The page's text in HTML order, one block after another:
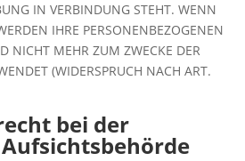
IN VERBINDUNG STEHT. WENN
IHRE PERSONENBEZOGENEN
NICHT MEHR ZUM ZWECKE DER
(WIDERSPRUCH NACH ART.
bei der